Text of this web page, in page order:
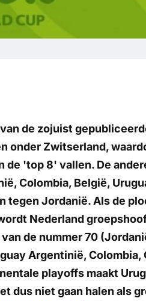
de zojuist
onder Zwitserland,
de 'top 8' vallen. De
Colombia, België,
tegen Jordanië. Als de
Nederland
de nummer 70
Argentinië, Colombia,
playoffs maakt
dus niet gaan halen als